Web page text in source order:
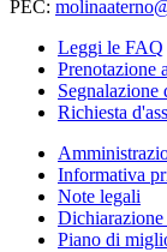
PEC:
Leggi le FAQ
Prenotazione
Segnalazione
Richiesta
Informativa
Note legali
Piano di